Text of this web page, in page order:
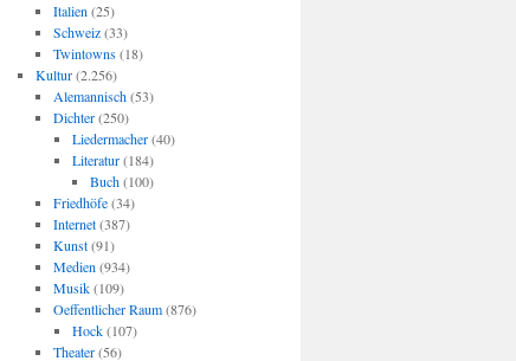
Italien (25)
Schweiz(33)
Twintowns(18)
Kultur(2.256)
Alemannisch(53)
Dichter(250)
Liedermacher(40)
Literatur(184)
Buch(100)
Friedhöfe(34)
Internet(387)
Kunst(91)
Medien (934)
Musik(109)
Oeffentlicher Raum(876)
Hock(107)
Theater(56)